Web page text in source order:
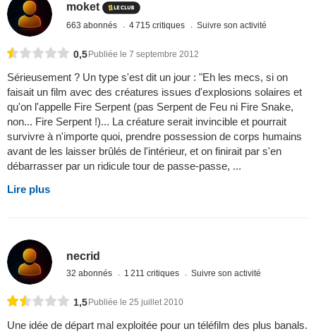
moket
663 abonnés 4 715 critiques Suivre son activité
0,5 Publiée le 7 septembre 2012
Sérieusement ? Un type s'est dit un jour : "Eh les mecs, si on
faisait un film avec des créatures issues d'explosions solaires et
qu'on l'appelle Fire Serpent (pas Serpent de Feu ni Fire Snake,
non... Fire Serpent !)... La créature serait invincible et pourrait
survivre à n'importe quoi, prendre possession de corps humains
avant de les laisser brûlés de l'intérieur, et on finirait par s'en
débarrasser par un ridicule tour de passe-passe, ...
Lire plus
necrid
32 abonnés 1 211 critiques Suivre son activité
1,5 Publiée le 25 juillet 2010
Une idée de départ mal exploitée pour un téléfilm des plus banals.